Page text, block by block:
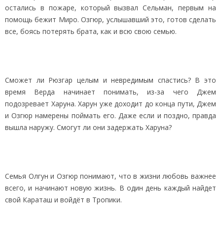
остались в пожаре, который вызвал Сельман, первым на
помощь бежит Миро. Озгюр, услышавший это, готов сделать
все, боясь потерять брата, как и всю свою семью.
Сможет ли Рюзгар целым и невредимым спастись? В это
время Верда начинает понимать, из-за чего Джем
подозревает Харуна. Харун уже доходит до конца пути, Джем
и Озгюр намерены поймать его. Даже если и поздно, правда
вышла наружу. Смогут ли они задержать Харуна?
Семья Олгун и Озгюр понимают, что в жизни любовь важнее
всего, и начинают новую жизнь. В один день каждый найдет
свой Караташ и войдёт в Тропики.